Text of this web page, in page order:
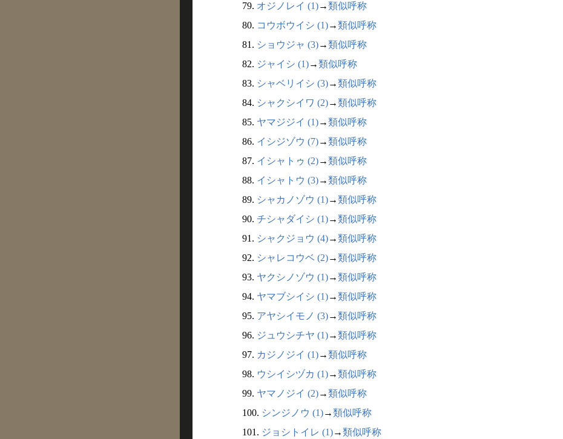
79. オジノレイ (1)→類似呼称
80. コウボウイシ (1)→類似呼称
81. ショウジャ (3)→類似呼称
82. ジャイシ (1)→類似呼称
83. シャベリイシ (3)→類似呼称
84. シャクシイワ (2)→類似呼称
85. ヤマジジイ (1)→類似呼称
86. イシジゾウ (7)→類似呼称
87. イシャトゥ (2)→類似呼称
88. イシャトウ (3)→類似呼称
89. シャカノゾウ (1)→類似呼称
90. チシャダイシ (1)→類似呼称
91. シャクジョウ (4)→類似呼称
92. シャレコウベ (2)→類似呼称
93. ヤクシノゾウ (1)→類似呼称
94. ヤマブシイシ (1)→類似呼称
95. アヤシイモノ (3)→類似呼称
96. ジュウシチヤ (1)→類似呼称
97. カジノジイ (1)→類似呼称
98. ウシイシヅカ (1)→類似呼称
99. ヤマノジイ (2)→類似呼称
100. シンジノウ (1)→類似呼称
101. ジョシトイレ (1)→類似呼称